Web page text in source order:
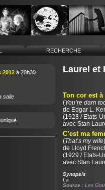
RECHERCHE
2012à 20h30
salle
Laurel et
Ton cor est à
(You’re darn
de Edgar L.
(1928 / Etats-
avec Stan
C’est ma
(That’s my wife)
de Lloyd
(1929 / Etats-
avec Stan
Synopsis
La
Source : Les